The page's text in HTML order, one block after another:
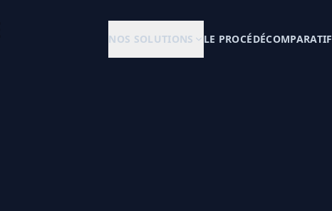
NOS SOLUTIONS LE PROCÉDÉCOMPARATIF